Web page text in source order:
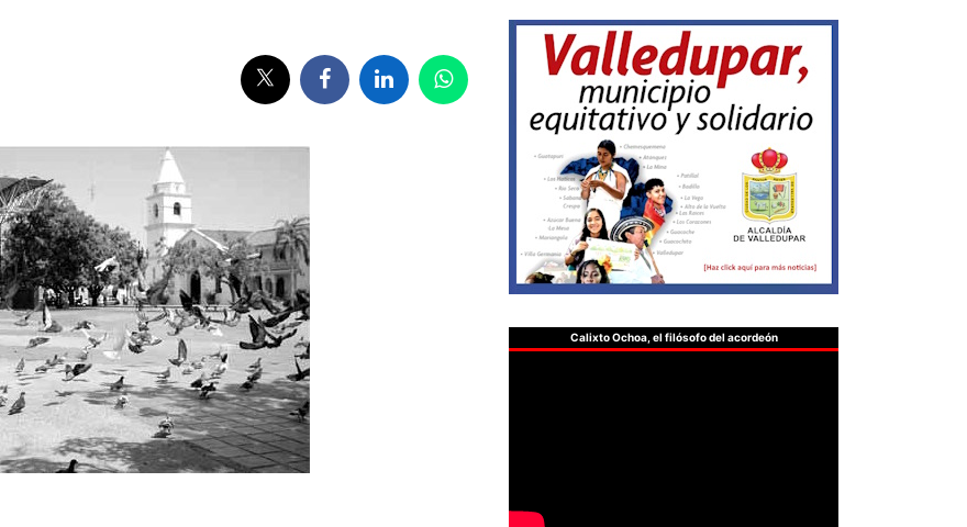
Calixto Ochoa, el filósofo del acordeón